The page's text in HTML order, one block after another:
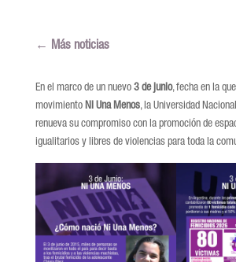
← Más noticias
En el marco de un nuevo 3 de junio, fecha en la
movimiento Ni Una Menos, la Universidad
renueva su compromiso con la promoción de
igualitarios y libres de violencias para toda la